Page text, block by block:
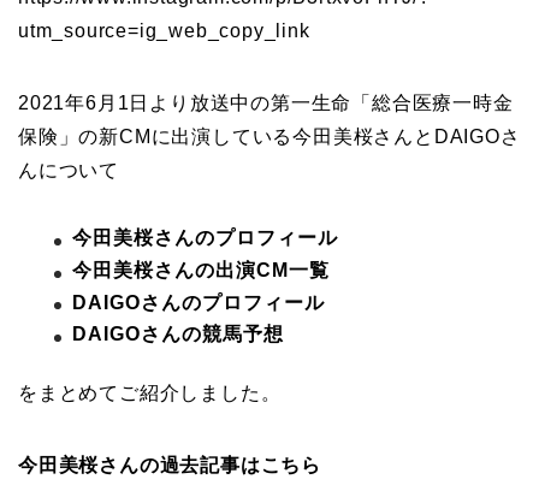
utm_source=ig_web_copy_link
2021年6月1日より放送中の第一生命「総合医療一時金
保険」の新CMに出演している今田美桜さんとDAIGOさ
んについて
今田美桜さんのプロフィール
今田美桜さんの出演CM一覧
DAIGOさんのプロフィール
DAIGOさんの競馬予想
をまとめてご紹介しました。
今田美桜さんの過去記事はこちら